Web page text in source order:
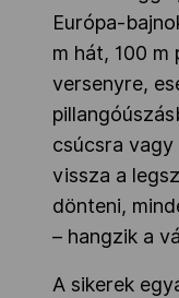
Európa-
m hát, 100 m
versenyre,
csúcsra
vissza a
dönteni,
– hangzik a
A sikerek